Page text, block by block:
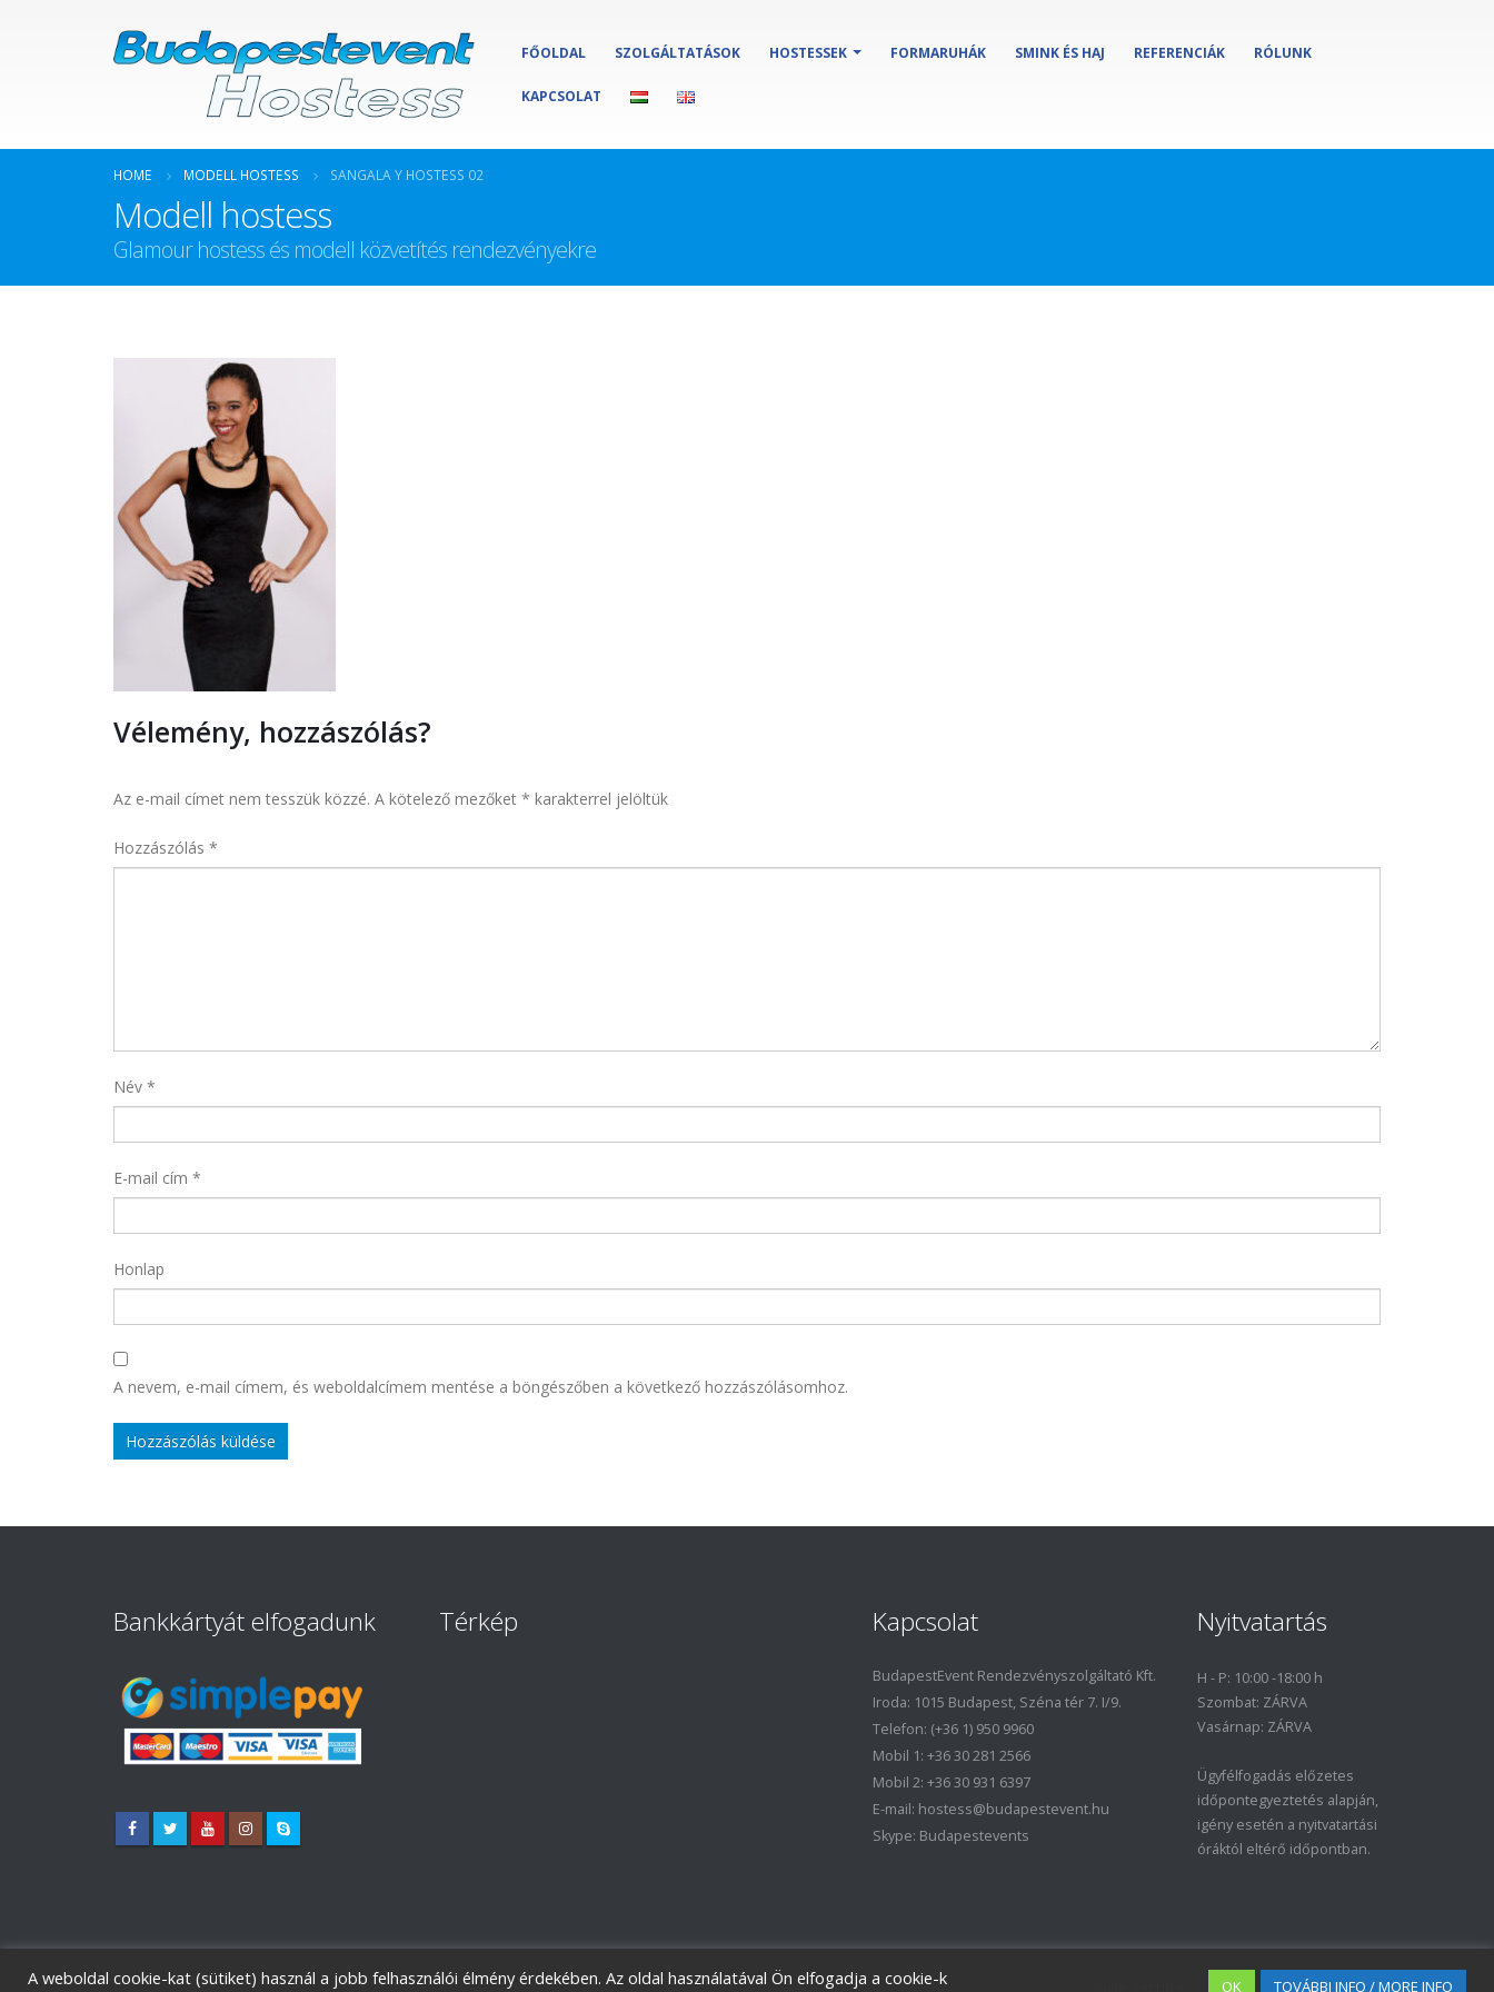
FŐOLDAL SZOLGÁLTATÁSOK HOSTESSEK FORMARUHÁK SMINK ÉS HAJ REFERENCIÁK RÓLUNK
KAPCSOLAT
HOME MODELL HOSTESS SANGALA Y HOSTESS 02
Modell hostess
Glamour hostess és modell közvetítés rendezvényekre
Vélemény, hozzászólás?
Az e-mail címet nem tesszük közzé. A kötelező mezőket * karakterrel jelöltük
Hozzászólás *
Név *
E-mail cím *
Honlap
A nevem, e-mail címem, és weboldalcímem mentése a böngészőben a következő hozzászólásomhoz.
Bankkártyát elfogadunk Térkép Kapcsolat
BudapestEvent Rendezvényszolgáltató Kft.
Iroda: 1015 Budapest, Széna tér 7. I/9.
Telefon: (+36 1) 950 9960
Mobil 1: +36 30 281 2566
Mobil 2: +36 30 931 6397
E-mail: hostess@budapestevent.hu
Skype: Budapestevents
Nyitvatartás
H - P: 10:00 -18:00 h
Szombat: ZÁRVA
Vasárnap: ZÁRVA
Ügyfélfogadás előzetes
időpontegyeztetés alapján,
igény esetén a nyitvatartási
óráktól eltérő időpontban.
A weboldal cookie-kat (sütiket) használ a jobb felhasználói élmény érdekében. Az oldal használatával Ön elfogadja a cookie-k
OK TOVÁBBI INFO / MORE INFO